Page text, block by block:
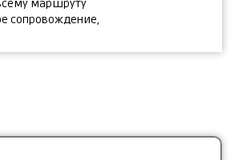
маршруту
сопровождение,